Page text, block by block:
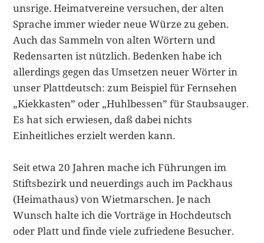
unsrige. Hei­matvereine versuchen, der alten
Sprache immer wieder neue Würze zu geben.
Auch das Sammeln von alten Wörtern und
Redensarten ist nützlich. Bedenken ha­be ich
allerdings gegen das Umsetzen neuer Wörter in
unser Plattdeutsch: zum Bei­spiel für Fernsehen
„Kiekkasten” oder „Huhlbessen” für Staubsauger.
Es hat sich erwiesen, daß dabei nichts
Einheitliches erzielt werden kann.
Seit etwa 20 Jahren mache ich Führungen im
Stiftsbezirk und neuerdings auch im Packhaus
(Heimathaus) von Wietmarschen. Je nach
Wunsch halte ich die Vorträge in Hochdeutsch
oder Platt und finde viele zufriedene Besucher.